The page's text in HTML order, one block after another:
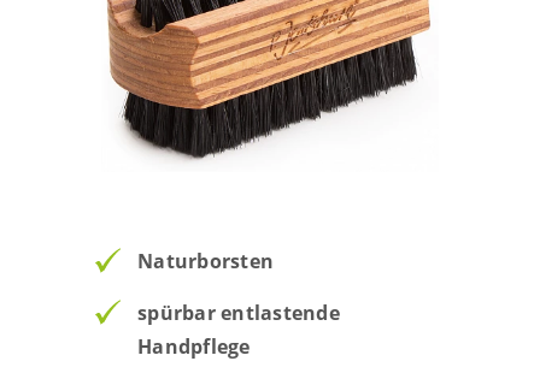
Naturborsten
spürbar entlastende
Handpflege